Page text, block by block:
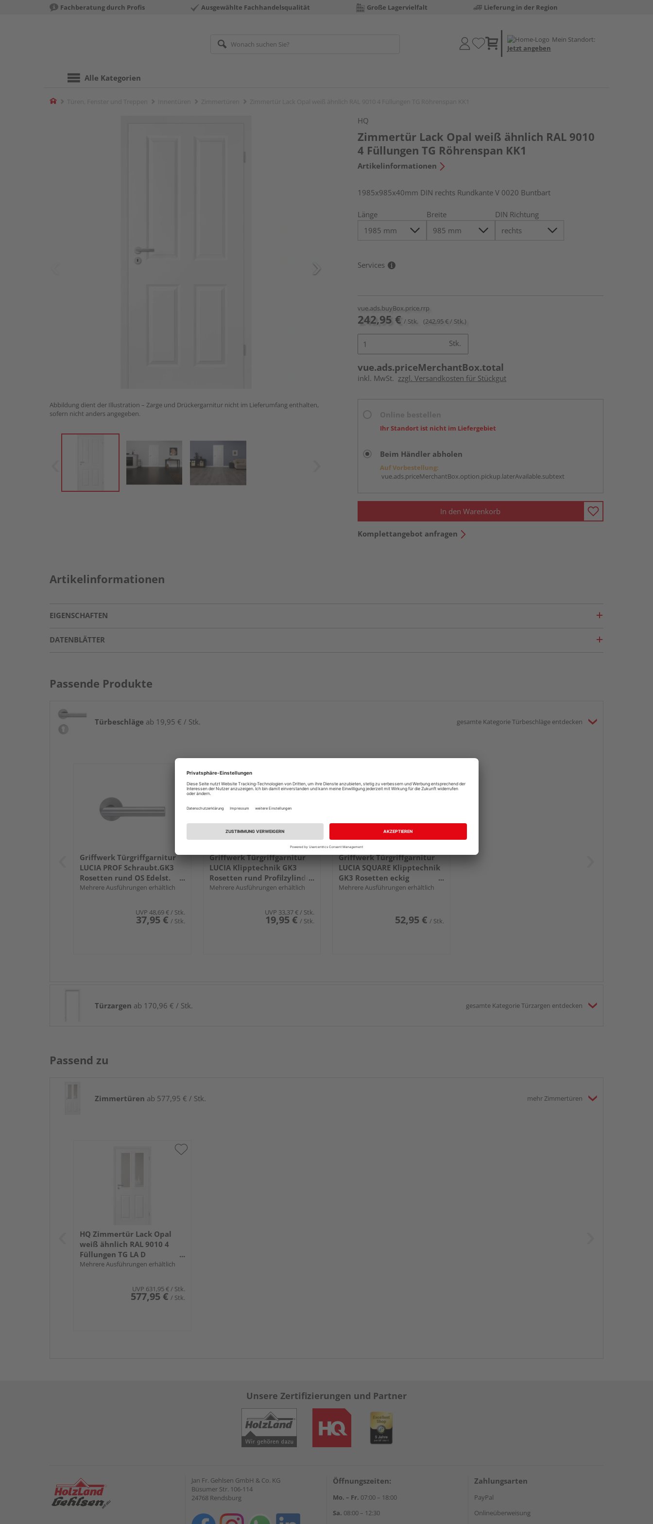
Fachberatung durch Profis Ausgewählte Fachhandelsqualität Große Lagervielfalt Lieferung in der Region
Mein Standort:
Jetzt angeben
Alle Kategorien
Home
Abbildung dient der Illustration – Zarge und Drückergarnitur nicht im Lieferumfang enthalten,
sofern nicht anders angegeben.
HQ
Zimmertür Lack Opal weiß ähnlich RAL 9010
4 Füllungen TG Röhrenspan KK1
Artikelinformationen
1985x985x40mm DIN rechts Rundkante V 0020 Buntbart
Länge Breite DIN Richtung
Services
vue.ads.buyBox.price.rrp
242,95 € / Stk. (242,95 € / Stk.)
Stk.
vue.ads.priceMerchantBox.total
inkl. MwSt. zzgl. Versandkosten für Stückgut
Ihr Standort ist nicht im Liefergebiet
Beim Händler abholen
Auf Vorbestellung:
vue.ads.priceMerchantBox.option.pickup.laterAvailable.subtext
In den Warenkorb
Komplettangebot anfragen
Artikelinformationen
EIGENSCHAFTEN
DATENBLÄTTER
Passende Produkte
Türbeschläge ab 19,95 € / Stk. gesamte Kategorie Türbeschläge entdecken
Griffwerk Türgriffgarnitur
LUCIA PROF Schraubt.GK3
Rosetten rund OS Edelst.
ma.
Mehrere Ausführungen erhältlich
UVP 48,69 €/ Stk.
37,95 € / Stk.
Griffwerk Türgriffgarnitur
LUCIA Klipptechnik GK3
Rosetten rund Profilzylinder
Edelst. ma.
Mehrere Ausführungen erhältlich
UVP 33,37 €/ Stk.
19,95 € / Stk.
Griffwerk Türgriffgarnitur
LUCIA SQUARE Klipptechnik
GK3 Rosetten eckig
Profilzylinder Edelst. ma.
Mehrere Ausführungen erhältlich
52,95 € / Stk.
Türzargen ab 170,96 € / Stk. gesamte Kategorie Türzargen entdecken
Passend zu
Zimmertüren ab 577,95 € / Stk. mehr Zimmertüren
HQ Zimmertür Lack Opal
weiß ähnlich RAL 9010 4
Füllungen TG LA D
Röhrenspan KK1
Mehrere Ausführungen erhältlich
UVP 631,95 €/ Stk.
577,95 € / Stk.
Unsere Zertifizierungen und Partner
Jan Fr. Gehlsen GmbH & Co. KG
Büsumer Str. 106-114
24768 Rendsburg
Öffnungszeiten:
Mo. – Fr. 07:00 – 18:00
Sa. 08:00 – 12:30
Zahlungsarten
PayPal
Onlineüberweisung